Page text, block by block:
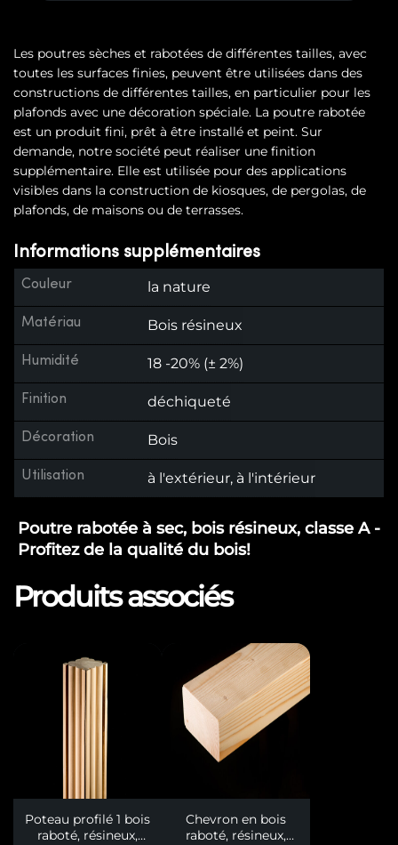
Les poutres sèches et rabotées de différentes tailles, avec
toutes les surfaces finies, peuvent être utilisées dans des
constructions de différentes tailles, en particulier pour les
plafonds avec une décoration spéciale. La poutre rabotée
est un produit fini, prêt à être installé et peint. Sur
demande, notre société peut réaliser une finition
supplémentaire. Elle est utilisée pour des applications
visibles dans la construction de kiosques, de pergolas, de
plafonds, de maisons ou de terrasses.
Informations supplémentaires
Couleur la nature
Matériau Bois résineux
Humidité 18 -20% (± 2%)
Finition déchiqueté
Décoration Bois
Utilisation à l'extérieur, à l'intérieur
Poutre rabotée à sec, bois résineux, classe A -
Profitez de la qualité du bois!
Produits associés
Poteau profilé 1 bois
raboté, résineux,
Chevron en bois
raboté, résineux,